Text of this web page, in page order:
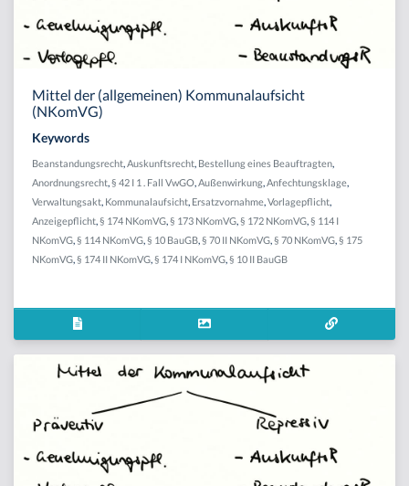
Mittel der (allgemeinen) Kommunalaufsicht
(NKomVG)
Keywords
Beanstandungsrecht Auskunftsrecht Bestellung eines Beauftragten
Anordnungsrecht § 42 I 1 . Fall VwGO Außenwirkung Anfechtungsklage
Verwaltungsakt Kommunalaufsicht Ersatzvornahme Vorlagepflicht
Anzeigepflicht § 174 NKomVG § 173 NKomVG § 172 NKomVG § 114 I
NKomVG § 114 NKomVG § 10 BauGB § 70 II NKomVG § 70 NKomVG § 175
NKomVG § 174 II NKomVG § 174 I NKomVG § 10 II BauGB